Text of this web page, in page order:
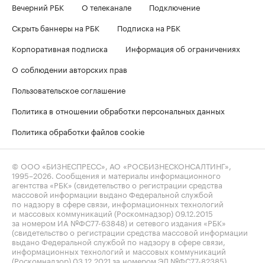
Вечерний РБК
О телеканале
Подключение
Скрыть баннеры на РБК
Подписка на РБК
Корпоративная подписка
Информация об ограничениях
О соблюдении авторских прав
Пользовательское соглашение
Политика в отношении обработки персональных данных
Политика обработки файлов cookie
© ООО «БИЗНЕСПРЕСС», АО «РОСБИЗНЕСКОНСАЛТИНГ»,
1995–2026 . Сообщения и материалы информационного
агентства «РБК» (свидетельство о регистрации средства
массовой информации выдано Федеральной службой
по надзору в сфере связи, информационных технологий
и массовых коммуникаций (Роскомнадзор) 09.12.2015
за номером ИА №ФС77-63848) и сетевого издания «РБК»
(свидетельство о регистрации средства массовой информации
выдано Федеральной службой по надзору в сфере связи,
информационных технологий и массовых коммуникаций
(Роскомнадзор) 03.12.2021 за номером ЭЛ №ФС77-82385)